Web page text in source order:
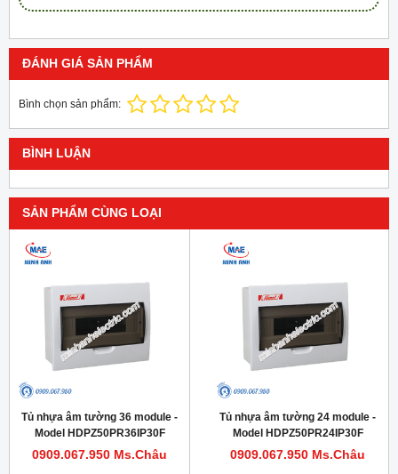
ĐÁNH GIÁ SẢN PHẨM
Bình chọn sản phẩm:
BÌNH LUẬN
SẢN PHẨM CÙNG LOẠI
Tủ nhựa âm tường 36 module -
Model HDPZ50PR36IP30F
0909.067.950 Ms.Châu
Tủ nhựa âm tường 24 module -
Model HDPZ50PR24IP30F
0909.067.950 Ms.Châu